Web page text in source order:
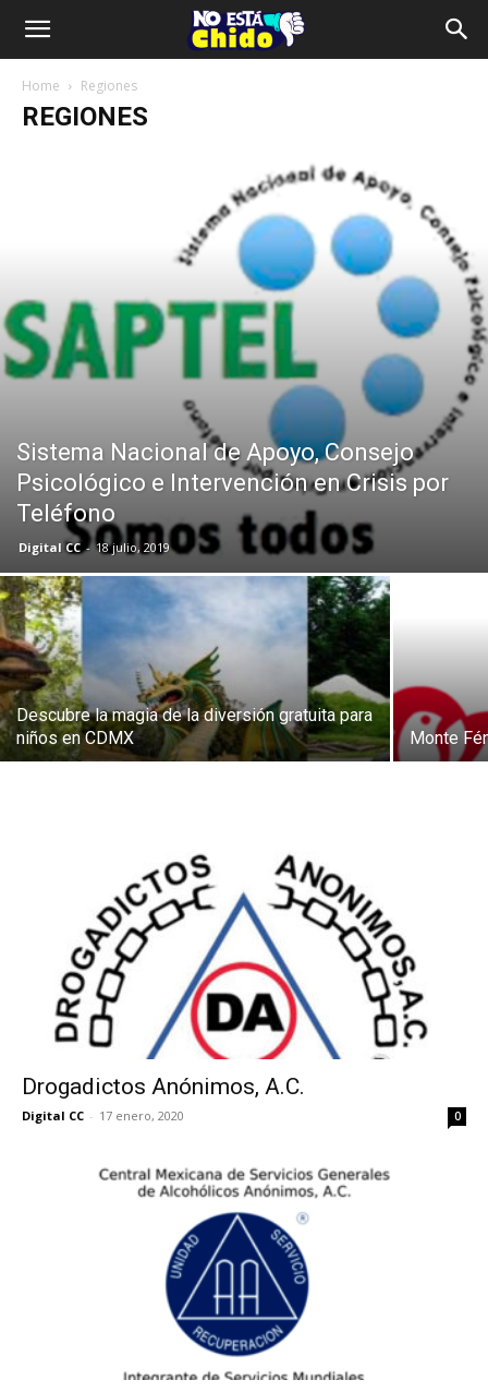
Home Regiones
REGIONES
Sistema Nacional de Apoyo, Consejo
Psicológico e Intervención en Crisis por
Teléfono
Digital CC - 18 julio, 2019
Descubre la magia de la diversión gratuita para
niños en CDMX
Monte
Drogadictos Anónimos, A.C.
Digital CC - 17 enero, 2020 0